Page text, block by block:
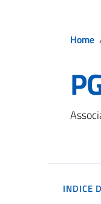
Home
INDICE